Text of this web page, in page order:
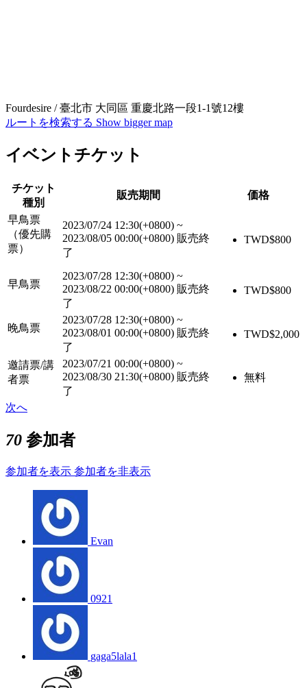
Fourdesire / 臺北市 大同區 重慶北路一段1-1號12樓
ルートを検索する Show bigger map
イベントチケット
チケット
種別
販売期間 価格
早鳥票
（優先購
票）
2023/07/24 12:30(+0800) ~
2023/08/05 00:00(+0800) 販売終
了
TWD$800
早鳥票
2023/07/28 12:30(+0800) ~
2023/08/22 00:00(+0800) 販売終
了
TWD$800
晚鳥票
2023/07/28 12:30(+0800) ~
2023/08/01 00:00(+0800) 販売終
了
TWD$2,000
邀請票/講
者票
2023/07/21 00:00(+0800) ~
2023/08/30 21:30(+0800) 販売終
了
無料
次へ
70 参加者
参加者を表示 参加者を非表示
Evan
0921
gaga5lala1